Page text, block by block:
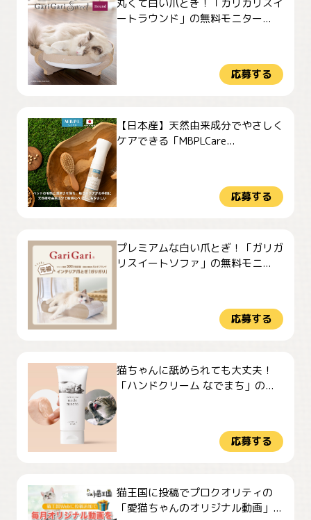
丸くて白い爪とぎ！「ガリガリスイ
ートラウンド」の無料モニター...
応募する
【日本産】天然由来成分でやさしく
ケアできる「MBPLCare...
応募する
プレミアムな白い爪とぎ！「ガリガ
リスイートソファ」の無料モニ...
応募する
猫ちゃんに舐められても大丈夫！
「ハンドクリーム なでまち」の...
応募する
猫王国に投稿でプロクオリティの
「愛猫ちゃんのオリジナル動画」...